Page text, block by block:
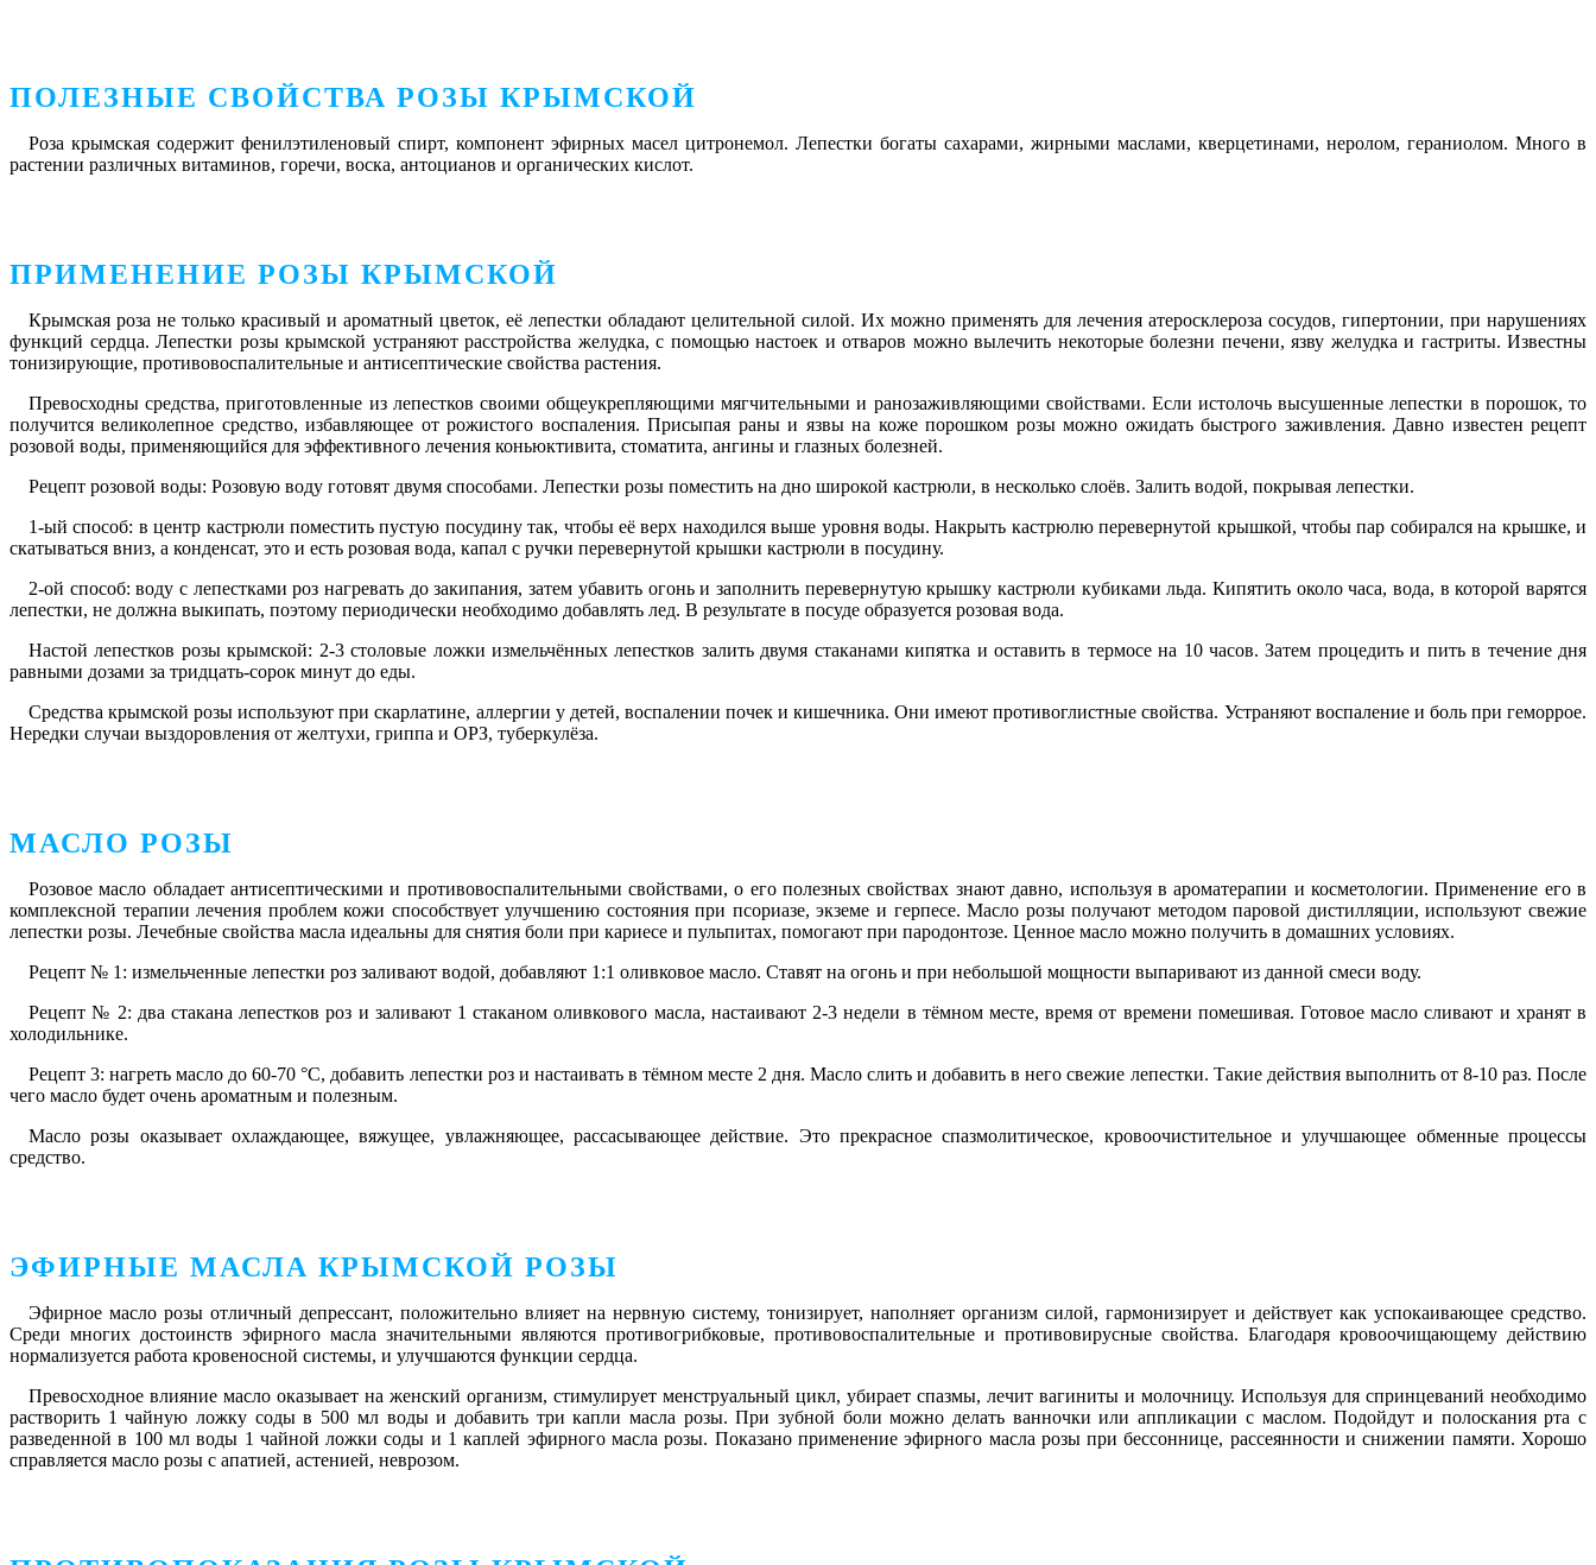
ПОЛЕЗНЫЕ СВОЙСТВА РОЗЫ КРЫМСКОЙ
Роза крымская содержит фенилэтиленовый спирт, компонент эфирных масел цитронемол. Лепестки богаты сахарами, жирными маслами, кверцетинами, неролом, гераниолом. Много в
растении различных витаминов, горечи, воска, антоцианов и органических кислот.
ПРИМЕНЕНИЕ РОЗЫ КРЫМСКОЙ
Крымская роза не только красивый и ароматный цветок, её лепестки обладают целительной силой. Их можно применять для лечения атеросклероза сосудов, гипертонии, при нарушениях
функций сердца. Лепестки розы крымской устраняют расстройства желудка, с помощью настоек и отваров можно вылечить некоторые болезни печени, язву желудка и гастриты. Известны
тонизирующие, противовоспалительные и антисептические свойства растения.
Превосходны средства, приготовленные из лепестков своими общеукрепляющими мягчительными и ранозаживляющими свойствами. Если истолочь высушенные лепестки в порошок, то
получится великолепное средство, избавляющее от рожистого воспаления. Присыпая раны и язвы на коже порошком розы можно ожидать быстрого заживления. Давно известен рецепт
розовой воды, применяющийся для эффективного лечения коньюктивита, стоматита, ангины и глазных болезней.
Рецепт розовой воды: Розовую воду готовят двумя способами. Лепестки розы поместить на дно широкой кастрюли, в несколько слоёв. Залить водой, покрывая лепестки.
1-ый способ: в центр кастрюли поместить пустую посудину так, чтобы её верх находился выше уровня воды. Накрыть кастрюлю перевернутой крышкой, чтобы пар собирался на крышке, и
скатываться вниз, а конденсат, это и есть розовая вода, капал с ручки перевернутой крышки кастрюли в посудину.
2-ой способ: воду с лепестками роз нагревать до закипания, затем убавить огонь и заполнить перевернутую крышку кастрюли кубиками льда. Кипятить около часа, вода, в которой варятся
лепестки, не должна выкипать, поэтому периодически необходимо добавлять лед. В результате в посуде образуется розовая вода.
Настой лепестков розы крымской: 2-3 столовые ложки измельчённых лепестков залить двумя стаканами кипятка и оставить в термосе на 10 часов. Затем процедить и пить в течение дня
равными дозами за тридцать-сорок минут до еды.
Средства крымской розы используют при скарлатине, аллергии у детей, воспалении почек и кишечника. Они имеют противоглистные свойства. Устраняют воспаление и боль при геморрое.
Нередки случаи выздоровления от желтухи, гриппа и ОРЗ, туберкулёза.
МАСЛО РОЗЫ
Розовое масло обладает антисептическими и противовоспалительными свойствами, о его полезных свойствах знают давно, используя в ароматерапии и косметологии. Применение его в
комплексной терапии лечения проблем кожи способствует улучшению состояния при псориазе, экземе и герпесе. Масло розы получают методом паровой дистилляции, используют свежие
лепестки розы. Лечебные свойства масла идеальны для снятия боли при кариесе и пульпитах, помогают при пародонтозе. Ценное масло можно получить в домашних условиях.
Рецепт № 1: измельченные лепестки роз заливают водой, добавляют 1:1 оливковое масло. Ставят на огонь и при небольшой мощности выпаривают из данной смеси воду.
Рецепт № 2: два стакана лепестков роз и заливают 1 стаканом оливкового масла, настаивают 2-3 недели в тёмном месте, время от времени помешивая. Готовое масло сливают и хранят в
холодильнике.
Рецепт 3: нагреть масло до 60-70 °C, добавить лепестки роз и настаивать в тёмном месте 2 дня. Масло слить и добавить в него свежие лепестки. Такие действия выполнить от 8-10 раз. После
чего масло будет очень ароматным и полезным.
Масло розы оказывает охлаждающее, вяжущее, увлажняющее, рассасывающее действие. Это прекрасное спазмолитическое, кровоочистительное и улучшающее обменные процессы
средство.
ЭФИРНЫЕ МАСЛА КРЫМСКОЙ РОЗЫ
Эфирное масло розы отличный депрессант, положительно влияет на нервную систему, тонизирует, наполняет организм силой, гармонизирует и действует как успокаивающее средство.
Среди многих достоинств эфирного масла значительными являются противогрибковые, противовоспалительные и противовирусные свойства. Благодаря кровоочищающему действию
нормализуется работа кровеносной системы, и улучшаются функции сердца.
Превосходное влияние масло оказывает на женский организм, стимулирует менструальный цикл, убирает спазмы, лечит вагиниты и молочницу. Используя для спринцеваний необходимо
растворить 1 чайную ложку соды в 500 мл воды и добавить три капли масла розы. При зубной боли можно делать ванночки или аппликации с маслом. Подойдут и полоскания рта с
разведенной в 100 мл воды 1 чайной ложки соды и 1 каплей эфирного масла розы. Показано применение эфирного масла розы при бессоннице, рассеянности и снижении памяти. Хорошо
справляется масло розы с апатией, астенией, неврозом.